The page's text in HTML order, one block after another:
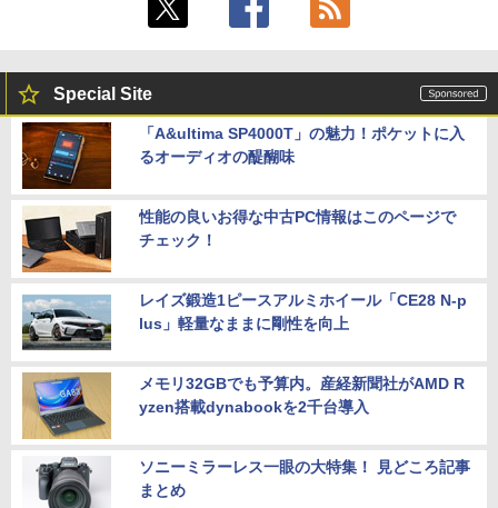
Special Site
「A&ultima SP4000T」の魅力！ポケットに入
るオーディオの醍醐味
性能の良いお得な中古PC情報はこのページで
チェック！
レイズ鍛造1ピースアルミホイール「CE28 N-p
lus」軽量なままに剛性を向上
メモリ32GBでも予算内。産経新聞社がAMD R
yzen搭載dynabookを2千台導入
ソニーミラーレス一眼の大特集！ 見どころ記事
まとめ